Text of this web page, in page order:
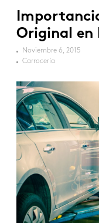
Original en
Noviembre 6, 2015
Carrocería